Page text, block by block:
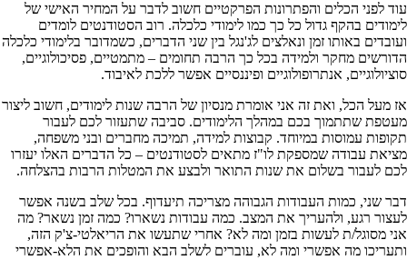
עוד לפני הכלים והפתרונות הפרקטיים חשוב לדבר על המחיר האישי של
לימודים בהקף גדול כל כך כמו לימודי כלכלה. רוב הסטודנטים לומדים
ועובדים באותו זמן ונאלצים לג'נגל בין שני הדברים, כשמדובר בלימודי כלכלה
הדורשים מחקר ולמידה בכל כך הרבה תחומים – מתמטיים, פסיכולוגיים,
סוציולוגיים, אנתרופולוגיים ופיננסיים אפשר ללכת לאיבוד.
אז מעל הכל, ואת זה אני אומרת מנסיון של הרבה שנות לימודים, חשוב ליצור
מעטפת שתתמוך בכם במהלך הלימודים. סביבה שתעזור לכם לעבור
תקופות עמוסות במיוחד. קבוצות למידה, תמיכה מחברים ובני משפחה,
מציאת עבודה שמספקת לו"ז מתאים לסטודנטים – כל הדברים האלו יעזרו
לכם לעבור בשלום את שנות התואר ולבצע את המטלות הרבות בהצלחה.
דבר שני, כמות העבודות הגבוהה מצריכה תיעדוף. בכל שלב בשנה אפשר
לעצור רגע, ולהעריך את המצב. כמה עבודות נשארו? כמה זמן נשאר? מה
אני מסוגל/ת לעשות בזמן ומה לא? אחרי שתעשו את הריאלטי-צ'ק הזה,
ותעריכו מה אפשרי ומה לא, עוברים לשלב הבא והופכים את הלא-אפשרי